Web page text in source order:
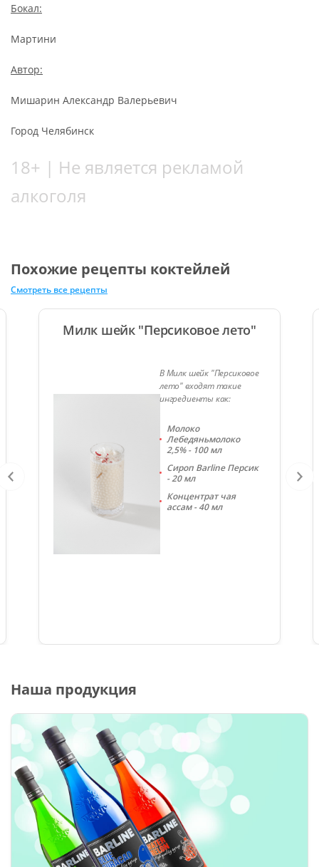
Бокал:
Мартини
Автор:
Мишарин Александр Валерьевич
Город Челябинск
18+ | Не является рекламой
алкоголя
Похожие рецепты коктейлей
Смотреть все рецепты
Милк шейк "Персиковое лето"
В Милк шейк "Персиковое
лето" входят такие
ингредиенты как:
Молоко
Лебедяньмолоко
2,5% - 100 мл
Сироп Barline Персик
- 20 мл
Концентрат чая
ассам - 40 мл
Наша продукция